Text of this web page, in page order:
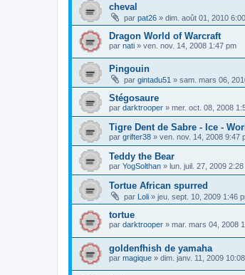
cheval
par pat26 » dim. août 01, 2010
Dragon World of Warcraft
par nati » ven. nov. 14, 2008 1:47 pm
Pingouin
par gintadu51 » sam. mars 06,
Stégosaure
par darktrooper » mer. oct. 08, 2008
Tigre Dent de Sabre - Ice -
par grifter38 » ven. nov. 14, 2008 9:47
Teddy the Bear
par YogSolthan » lun. juil. 27, 2009
Tortue African spurred
par Loli » jeu. sept. 10, 2009 1:46
tortue
par darktrooper » mar. mars 04, 2008
goldenfhish de yamaha
par magique » dim. janv. 11, 2009